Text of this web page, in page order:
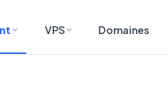
VPS Domaines